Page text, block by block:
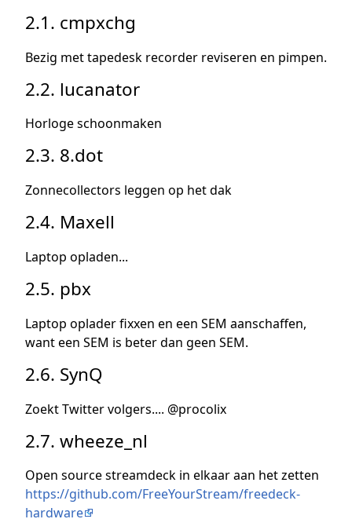
2.1. cmpxchg
Bezig met tapedesk recorder reviseren en pimpen.
2.2. lucanator
Horloge schoonmaken
2.3. 8.dot
Zonnecollectors leggen op het dak
2.4. Maxell
Laptop opladen...
2.5. pbx
Laptop oplader fixxen en een SEM aanschaffen,
want een SEM is beter dan geen SEM.
2.6. SynQ
Zoekt Twitter volgers.... @procolix
2.7. wheeze_nl
Open source streamdeck in elkaar aan het zetten
https://github.com/FreeYourStream/freedeck-
hardware